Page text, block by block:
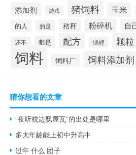
添加剂 游戏 猪饲料 玉米
的人 的是 秸秆 粉碎机 自
还不 都是 配方 锦鲤 颗粒
饲料 饲料厂 饲料添加剂
猜你想看的文章
“夜听枕边飘屋瓦”的出处是哪里
多大年龄能上初中升高中
过年 什么 团子